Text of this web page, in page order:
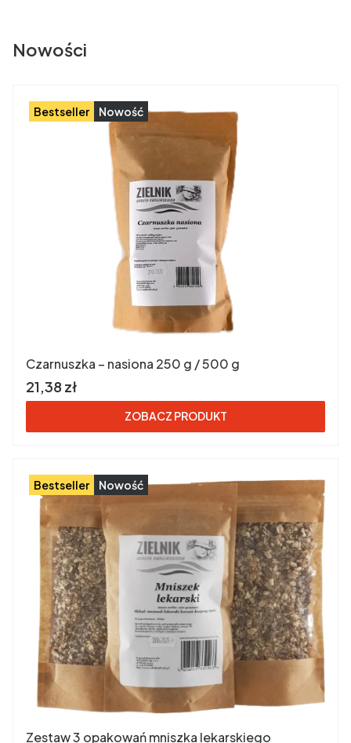
Nowości
Bestseller Nowość
Czarnuszka – nasiona 250 g / 500 g
Cena brutto
21,38 zł
ZOBACZ PRODUKT
Bestseller Nowość
Zestaw 3 opakowań mniszka lekarskiego